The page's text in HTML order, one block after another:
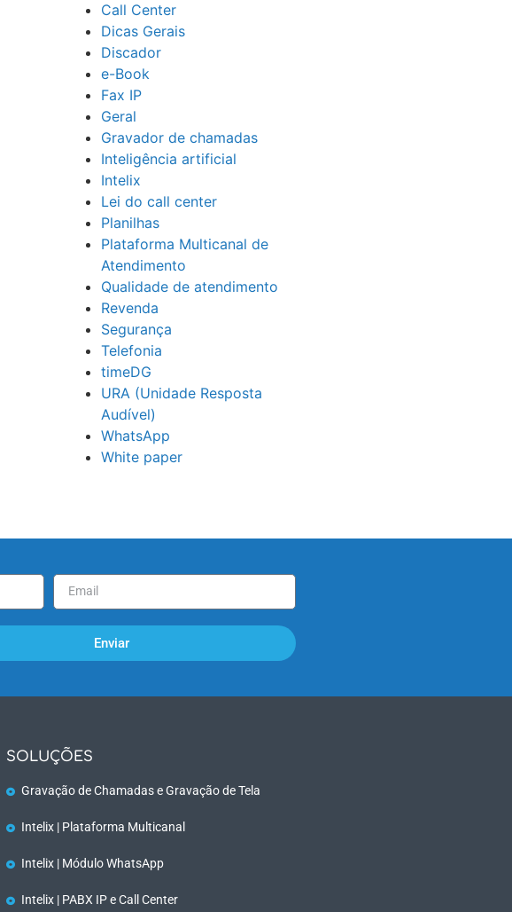
Call Center
Dicas Gerais
Discador
e-Book
Fax IP
Geral
Gravador de chamadas
Inteligência artificial
Intelix
Lei do call center
Planilhas
Plataforma Multicanal de
Atendimento
Qualidade de atendimento
Revenda
Segurança
Telefonia
timeDG
URA (Unidade Resposta
Audível)
WhatsApp
White paper
Enviar
SOLUÇÕES
Gravação de Chamadas e Gravação de Tela
Intelix | Plataforma Multicanal
Intelix | Módulo WhatsApp
Intelix | PABX IP e Call Center